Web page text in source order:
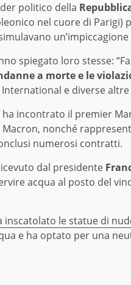
politico della
nel cuore di Parigi)
spiegato loro stesse:
a morte e le
e diverse
incontrato il premier
nonché
numerosi contratti.
dal presidente
acqua al posto del
inscatolato le statue di
e ha optato per una